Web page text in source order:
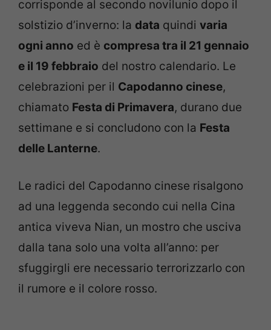
corrisponde al secondo novilunio dopo il
solstizio d’inverno: la data quindi varia
ogni anno ed è compresa tra il 21 gennaio
e il 19 febbraio del nostro calendario. Le
celebrazioni per il Capodanno cinese,
chiamato Festa di Primavera, durano due
settimane e si concludono con la Festa
delle Lanterne.
Le radici del Capodanno cinese risalgono
ad una leggenda secondo cui nella Cina
antica viveva Nian, un mostro che usciva
dalla tana solo una volta all’anno: per
sfuggirgli ere necessario terrorizzarlo con
il rumore e il colore rosso.